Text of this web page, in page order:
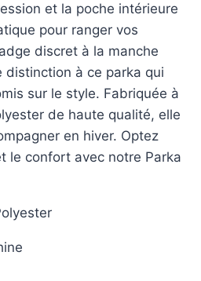
et la poche intérieure
pour ranger vos
discret à la manche
distinction à ce parka qui
sur le style. Fabriquée à
de haute qualité, elle
en hiver. Optez
le confort avec notre Parka